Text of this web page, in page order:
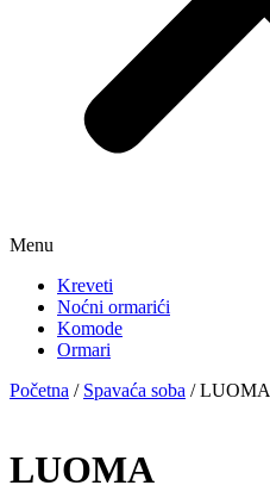
Menu
Kreveti
Noćni ormarići
Komode
Ormari
Početna / Spavaća soba / LUOMA
LUOMA